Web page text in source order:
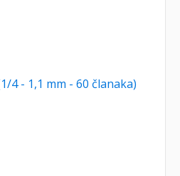
4 - 1,1 mm - 60 članaka)